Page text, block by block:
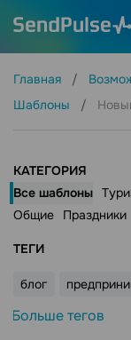
Главная
Шаблоны
КАТЕГОРИЯ
Все шаблоны
Общие
Праздники
ТЕГИ
блог
Больше тегов